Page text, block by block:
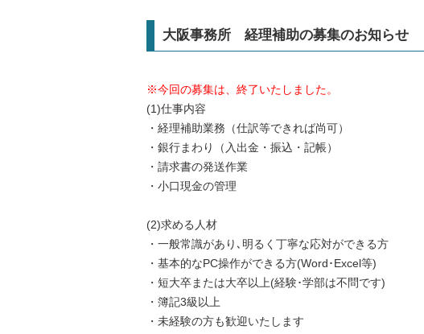
大阪事務所 経理補助の募集のお知らせ
※今回の募集は、終了いたしました。
(1)仕事内容
・経理補助業務（仕訳等できれば尚可）
・銀行まわり（入出金・振込・記帳）
・請求書の発送作業
・小口現金の管理
(2)求める人材
・一般常識があり､明るく丁寧な応対ができる方
・基本的なPC操作ができる方(Word･Excel等)
・短大卒または大卒以上(経験･学部は不問です)
・簿記3級以上
・未経験の方も歓迎いたします